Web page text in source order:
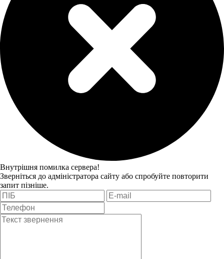
Внутрішня помилка сервера!
Зверніться до адміністратора сайту або спробуйте повторити
запит пізніше.